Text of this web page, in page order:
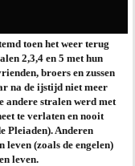
toen het weer terug
2,3,4 en 5 met hun
broers en zussen
na de ijstijd niet meer
andere stralen werd met
te verlaten en nooit
Pleiaden). Anderen
leven (zoals de engelen)
leven.